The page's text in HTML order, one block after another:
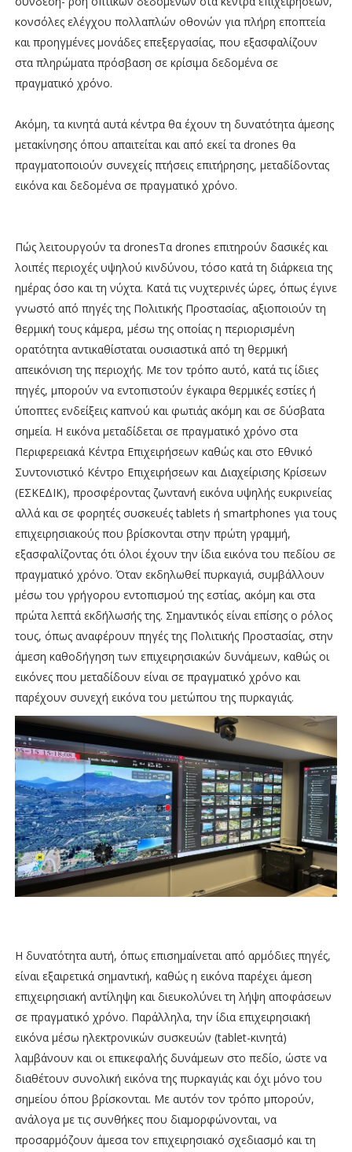
κονσόλες ελέγχου πολλαπλών οθονών για πλήρη εποπτεία
και προηγμένες μονάδες επεξεργασίας, που εξασφαλίζουν
στα πληρώματα πρόσβαση σε κρίσιμα δεδομένα σε
πραγματικό χρόνο.
Ακόμη, τα κινητά αυτά κέντρα θα έχουν τη δυνατότητα άμεσης
μετακίνησης όπου απαιτείται και από εκεί τα drones θα
πραγματοποιούν συνεχείς πτήσεις επιτήρησης, μεταδίδοντας
εικόνα και δεδομένα σε πραγματικό χρόνο.
Πώς λειτουργούν τα dronesΤα drones επιτηρούν δασικές και
λοιπές περιοχές υψηλού κινδύνου, τόσο κατά τη διάρκεια της
ημέρας όσο και τη νύχτα. Κατά τις νυχτερινές ώρες, όπως έγινε
γνωστό από πηγές της Πολιτικής Προστασίας, αξιοποιούν τη
θερμική τους κάμερα, μέσω της οποίας η περιορισμένη
ορατότητα αντικαθίσταται ουσιαστικά από τη θερμική
απεικόνιση της περιοχής. Με τον τρόπο αυτό, κατά τις ίδιες
πηγές, μπορούν να εντοπιστούν έγκαιρα θερμικές εστίες ή
ύποπτες ενδείξεις καπνού και φωτιάς ακόμη και σε δύσβατα
σημεία. Η εικόνα μεταδίδεται σε πραγματικό χρόνο στα
Περιφερειακά Κέντρα Επιχειρήσεων καθώς και στο Εθνικό
Συντονιστικό Κέντρο Επιχειρήσεων και Διαχείρισης Κρίσεων
(ΕΣΚΕΔΙΚ), προσφέροντας ζωντανή εικόνα υψηλής ευκρινείας
αλλά και σε φορητές συσκευές tablets ή smartphones για τους
επιχειρησιακούς που βρίσκονται στην πρώτη γραμμή,
εξασφαλίζοντας ότι όλοι έχουν την ίδια εικόνα του πεδίου σε
πραγματικό χρόνο. Όταν εκδηλωθεί πυρκαγιά, συμβάλλουν
μέσω του γρήγορου εντοπισμού της εστίας, ακόμη και στα
πρώτα λεπτά εκδήλωσής της. Σημαντικός είναι επίσης ο ρόλος
τους, όπως αναφέρουν πηγές της Πολιτικής Προστασίας, στην
άμεση καθοδήγηση των επιχειρησιακών δυνάμεων, καθώς οι
εικόνες που μεταδίδουν είναι σε πραγματικό χρόνο και
παρέχουν συνεχή εικόνα του μετώπου της πυρκαγιάς.
Η δυνατότητα αυτή, όπως επισημαίνεται από αρμόδιες πηγές,
είναι εξαιρετικά σημαντική, καθώς η εικόνα παρέχει άμεση
επιχειρησιακή αντίληψη και διευκολύνει τη λήψη αποφάσεων
σε πραγματικό χρόνο. Παράλληλα, την ίδια επιχειρησιακή
εικόνα μέσω ηλεκτρονικών συσκευών (tablet-κινητά)
λαμβάνουν και οι επικεφαλής δυνάμεων στο πεδίο, ώστε να
διαθέτουν συνολική εικόνα της πυρκαγιάς και όχι μόνο του
σημείου όπου βρίσκονται. Με αυτόν τον τρόπο μπορούν,
ανάλογα με τις συνθήκες που διαμορφώνονται, να
προσαρμόζουν άμεσα τον επιχειρησιακό σχεδιασμό και τη